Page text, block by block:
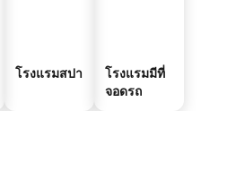
โรงแรมสปา
โรงแรมมีที่
จอดรถ